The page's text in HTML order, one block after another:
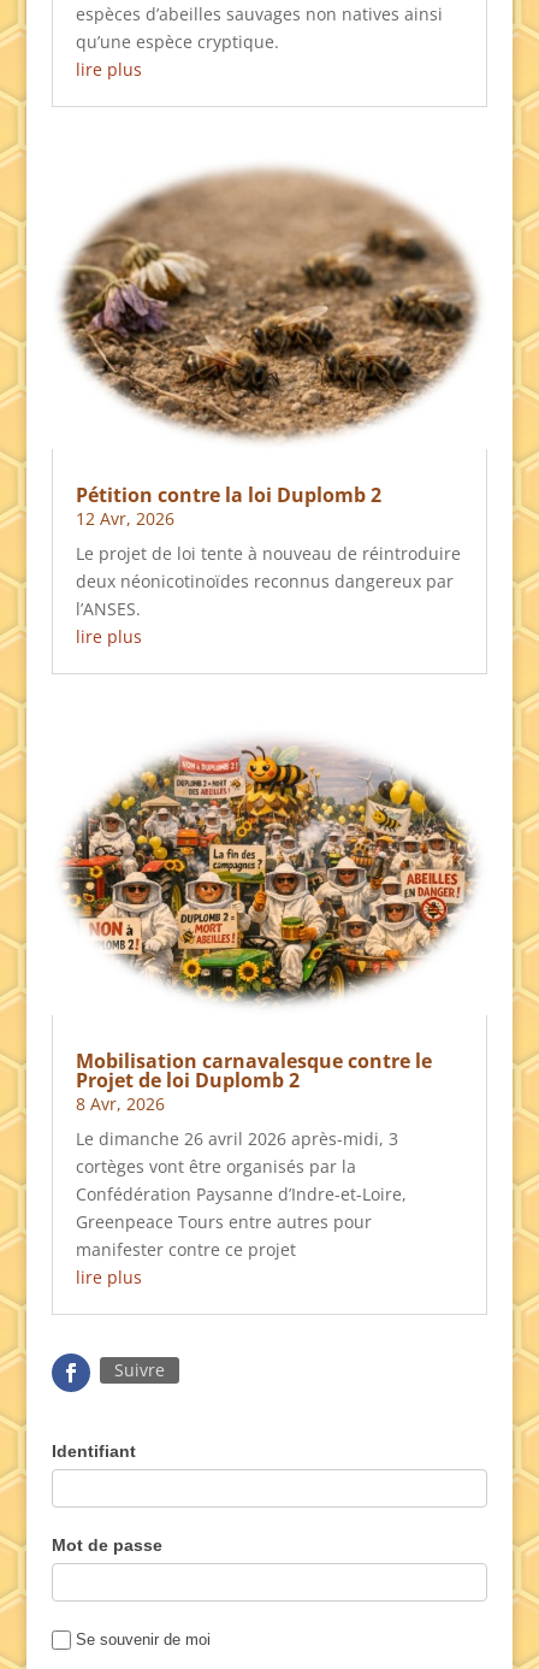
espèces d’abeilles sauvages non natives ainsi
qu’une espèce cryptique.
lire plus
Pétition contre la loi Duplomb 2
12 Avr, 2026
Le projet de loi tente à nouveau de réintroduire
deux néonicotinoïdes reconnus dangereux par
l’ANSES.
lire plus
Mobilisation carnavalesque contre le
Projet de loi Duplomb 2
8 Avr, 2026
Le dimanche 26 avril 2026 après-midi, 3
cortèges vont être organisés par la
Confédération Paysanne d’Indre-et-Loire,
Greenpeace Tours entre autres pour
manifester contre ce projet
lire plus
Suivre
Identifiant
Mot de passe
Se souvenir de moi